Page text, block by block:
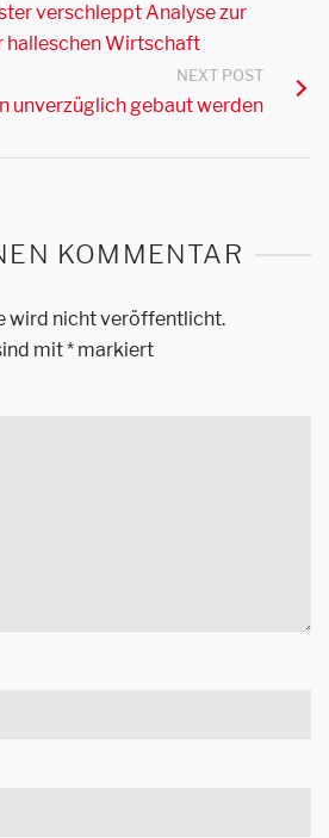
verschleppt Analyse zur
halleschen Wirtschaft
NEXT POST
unverzüglich gebaut werden
KOMMENTAR
wird nicht veröffentlicht.
mit* markiert